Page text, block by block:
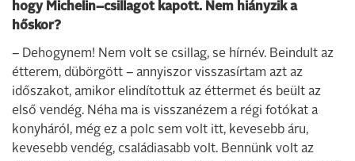
hogy Michelin–csillagot kapott. Nem hiányzik a
hőskor?
– Dehogynem! Nem volt se csillag, se hírnév. Beindult az
étterem, dübörgött – annyiszor visszasírtam azt az
időszakot, amikor elindítottuk az éttermet és beült az
első vendég. Néha ma is visszanézem a régi fotókat a
konyháról, még ez a polc sem volt itt, kevesebb áru,
kevesebb vendég, családiasabb volt. Bennünk volt az